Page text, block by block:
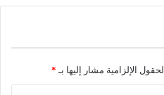
الحقول الإلزامية مشار إليها بـ *